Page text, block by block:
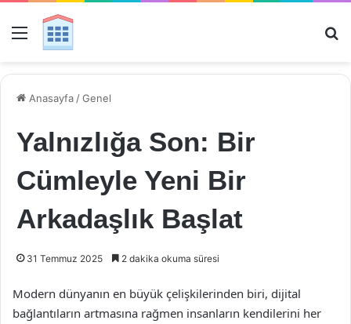
Menü
Anasayfa /Genel
Yalnızlığa Son: Bir
Cümleyle Yeni Bir
Arkadaşlık Başlat
31 Temmuz 2025 2 dakika okuma süresi
Modern dünyanın en büyük çelişkilerinden biri, dijital
bağlantıların artmasına rağmen insanların kendilerini her